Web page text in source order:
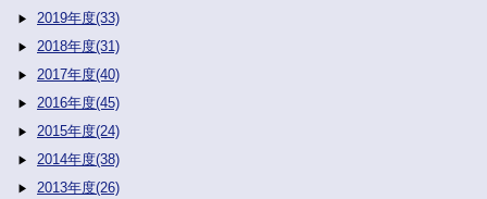
2019年度(33)
2018年度(31)
2017年度(40)
2016年度(45)
2015年度(24)
2014年度(38)
2013年度(26)